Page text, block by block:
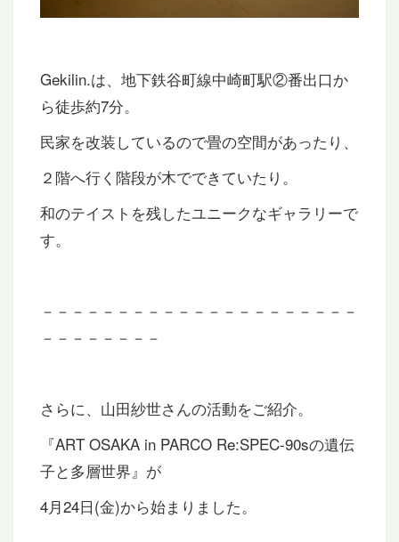
Gekilin.は、地下鉄谷町線中崎町駅②番出口か
ら徒歩約7分。
民家を改装しているので畳の空間があったり、
２階へ行く階段が木でできていたり。
和のテイストを残したユニークなギャラリーで
す。
－－－－－－－－－－－－－－－－－－－－－
－－－－－－－－
さらに、山田紗世さんの活動をご紹介。
『ART OSAKA in PARCO Re:SPEC-90sの遺伝
子と多層世界』が
4月24日(金)から始まりました。